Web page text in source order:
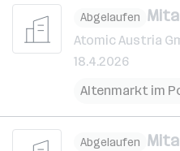
Abgelaufen
Atomic Austria
18.4.2026
Altenmarkt im
Abgelaufen